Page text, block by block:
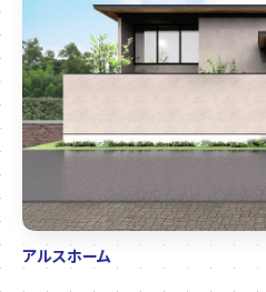
アルスホーム